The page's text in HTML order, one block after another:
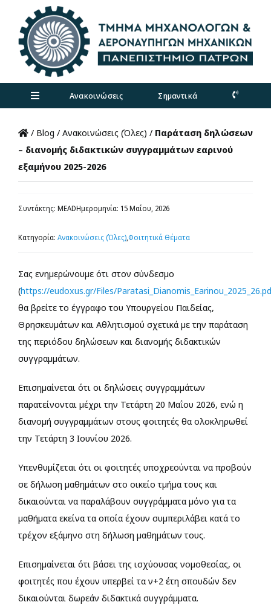
content
Toggle
Τμήμα
Προπτυχιακά
Μεταπτυχιακά
Προσωπικό
Διασφάλιση Ποιότητας
Ενημέρωση
Search
for:
Ανακοινώσεις Σημαντικά
/ Blog / Ανακοινώσεις (Όλες) / Παράταση δηλώσεων
– διανομής διδακτικών συγγραμμάτων εαρινού
εξαμήνου 2025-2026
Συντάκτης: MEADΗμερομηνία: 15 Μαΐου, 2026
Κατηγορία: Ανακοινώσεις (Όλες),Φοιτητικά Θέματα
Σας ενημερώνουμε ότι στον σύνδεσμο
(https://eudoxus.gr/Files/
θα βρείτε το έγγραφο του Υπουργείου Παιδείας,
Θρησκευμάτων και Αθλητισμού σχετικά με την παράταση
της περιόδου δηλώσεων και διανομής διδακτικών
συγγραμμάτων.
Επισημαίνεται ότι οι δηλώσεις συγγραμμάτων
παρατείνονται μέχρι την Τετάρτη 20 Μαΐου 2026, ενώ η
διανομή συγγραμμάτων στους φοιτητές θα ολοκληρωθεί
την Τετάρτη 3 Ιουνίου 2026.
Υπενθυμίζεται ότι οι φοιτητές υποχρεούνται να προβούν
σε δήλωση μαθημάτων στο οικείο τμήμα τους και
δικαιούνται να παραλάβουν συγγράμματα μόνο για τα
μαθήματα εκείνα τα οποία έχουν συμπεριλάβει κατά το
τρέχον εξάμηνο στη δήλωση μαθημάτων τους.
Επισημαίνεται ότι βάσει της ισχύουσας νομοθεσίας, οι
φοιτητές που έχουν υπερβεί τα ν+2 έτη σπουδών δεν
δικαιούνται δωρεάν διδακτικά συγγράμματα.